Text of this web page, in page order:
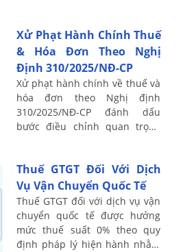
chi tiết ...
Xử Phạt Hành Chính Thuế
& Hóa Đơn Theo Nghị
Định 310/2025/NĐ-CP
Xử phạt hành chính về thuế và
hóa đơn theo Nghị định
310/2025/NĐ-CP đánh dấu
bước điều chỉnh quan trọng
đơn điện tử và ...
Thuế GTGT Đối Với Dịch
Vụ Vận Chuyển Quốc Tế
Thuế GTGT đối với dịch vụ vận
chuyển quốc tế được hưởng
mức thuế suất 0% theo quy
định pháp lý hiện hành nhằm